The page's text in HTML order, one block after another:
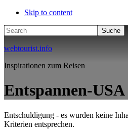
Skip to content
Search
webtourist.info
Inspirationen zum Reisen
Entspannen-USA
Entschuldigung - es wurden keine
Kriterien entsprechen.